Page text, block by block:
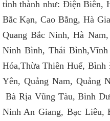
tỉnh thành như: Điện Biên,
Bắc Kạn, Cao Bằng, Hà
Quang Bắc Ninh, Hà
Ninh Bình, Thái Bình,Vĩnh
Hóa,Thừa Thiên Huế,
Yên, Quảng Nam,
Bà Rịa Vũng Tàu, Bình
Ninh An Giang, Bạc Liêu,